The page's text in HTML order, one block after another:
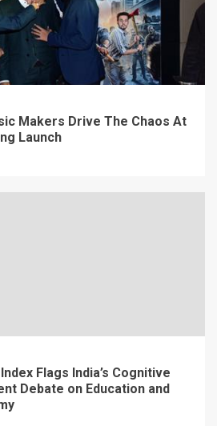
Makers Drive The Chaos At
Launch
Flags India’s Cognitive
Debate on Education and